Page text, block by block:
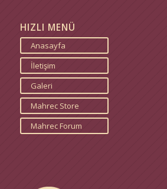
HIZLI MENÜ
Anasayfa
İletişim
Galeri
Mahrec Store
Mahrec Forum